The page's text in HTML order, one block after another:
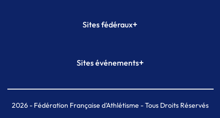
Sites fédéraux+
Plateforme Formation
Sites événements+
Meeting de Paris indoor
MAIF Ekiden de Paris
2026- Fédération Française d'Athlétisme - Tous Droits Réservés